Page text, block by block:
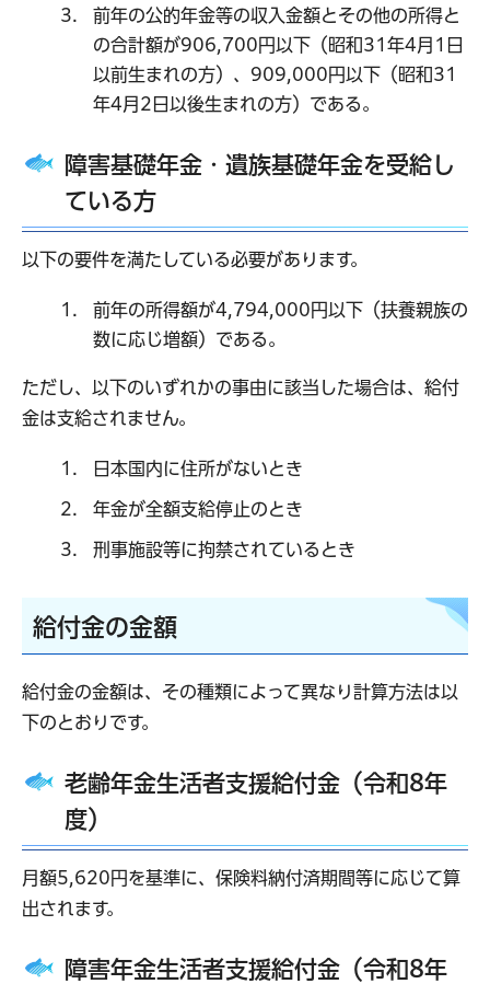
前年の公的年金等の収入金額とその他の所得と
の合計額が906,700円以下（昭和31年4月1日
以前生まれの方）、909,000円以下（昭和31
年4月2日以後生まれの方）である。
障害基礎年金・遺族基礎年金を受給し
ている方
以下の要件を満たしている必要があります。
前年の所得額が4,794,000円以下（扶養親族の
数に応じ増額）である。
ただし、以下のいずれかの事由に該当した場合は、給付
金は支給されません。
日本国内に住所がないとき
年金が全額支給停止のとき
刑事施設等に拘禁されているとき
給付金の金額
給付金の金額は、その種類によって異なり計算方法は以
下のとおりです。
老齢年金生活者支援給付金（令和8年
度）
月額5,620円を基準に、保険料納付済期間等に応じて算
出されます。
障害年金生活者支援給付金（令和8年